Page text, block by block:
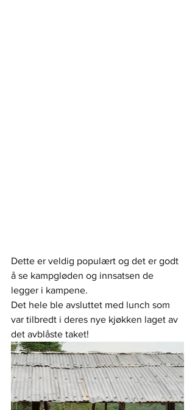
Dette er veldig populært og det er godt
å se kampgløden og innsatsen de
legger i kampene.
Det hele ble avsluttet med lunch som
var tilbredt i deres nye kjøkken laget av
det avblåste taket!